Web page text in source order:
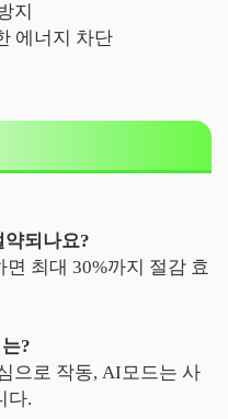
지
에너지 차단
되나요?
최대 30%까지 절감 효
?
으로 작동, AI모드는 사
다.